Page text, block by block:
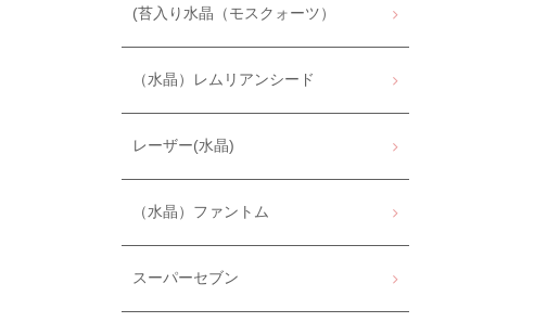
(苔入り水晶（モスクォーツ）
（水晶）レムリアンシード
レーザー(水晶)
（水晶）ファントム
スーパーセブン